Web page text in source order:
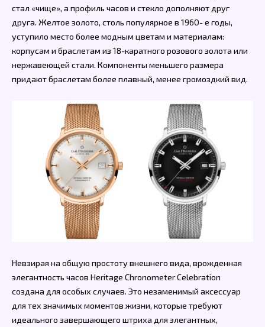
стал «чище», а профиль часов и стекло дополняют друг
друга. Желтое золото, столь популярное в 1960- е годы,
уступило место более модным цветам и материалам:
корпусам и браслетам из 18-каратного розового золота или
нержавеющей стали. Компоненты меньшего размера
придают браслетам более плавный, менее громоздкий вид.
Невзирая на общую простоту внешнего вида, врожденная
элегантность часов Heritage Chronometer Celebration
создана для особых случаев. Это незаменимый аксессуар
для тех значимых моментов жизни, которые требуют
идеального завершающего штриха для элегантных,